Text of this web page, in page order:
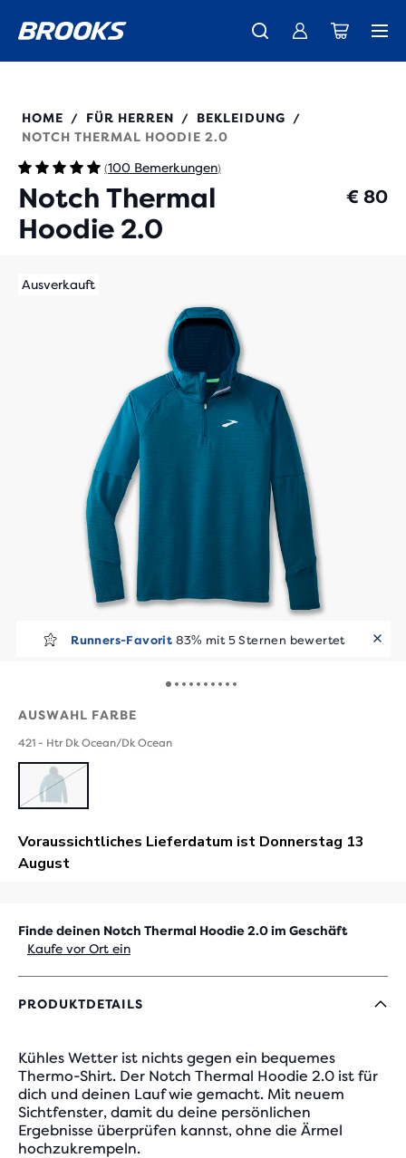
Der brandneue Ghost Amp ist da - Shop Damen Herren
Wir präsentieren die neue Cascadia Kollektion - Jetzt kaufen
Kostenloser Versand für alle Bestellungen über € 100
211402
HOME / FÜR HERREN / BEKLEIDUNG
/
NOTCH THERMAL HOODIE 2.0
(100 Bemerkungen)
Notch Thermal
Hoodie 2.0
€ 80
Runners-Favorit 83% mit 5 Sternen bewertet
Ausverkauft
AUSWAHL FARBE
421 - Htr Dk Ocean/Dk Ocean
AUSVERKAUFT
Finde deinen Notch Thermal Hoodie 2.0 im Geschäft
Kaufe vor Ort ein
PRODUKTDETAILS
Kühles Wetter ist nichts gegen ein bequemes
Thermo-Shirt. Der Notch Thermal Hoodie 2.0 ist für
dich und deinen Lauf wie gemacht. Mit neuem
Sichtfenster, damit du deine persönlichen
Ergebnisse überprüfen kannst, ohne die Ärmel
hochzukrempeln.